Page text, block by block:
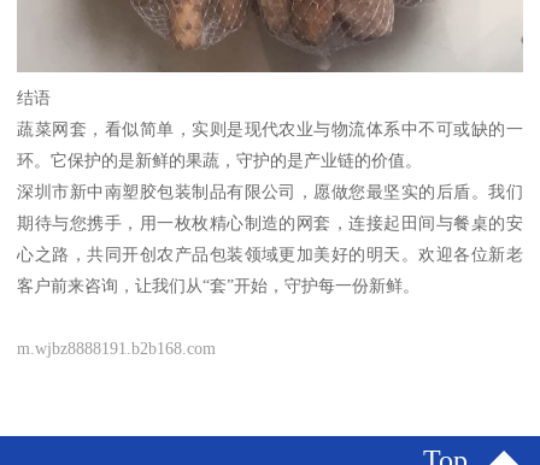
结语
蔬菜网套，看似简单，实则是现代农业与物流体系中不可或缺的一
环。它保护的是新鲜的果蔬，守护的是产业链的价值。
深圳市新中南塑胶包装制品有限公司，愿做您最坚实的后盾。我们
期待与您携手，用一枚枚精心制造的网套，连接起田间与餐桌的安
心之路，共同开创农产品包装领域更加美好的明天。欢迎各位新老
客户前来咨询，让我们从“套”开始，守护每一份新鲜。
m.wjbz8888191.b2b168.com